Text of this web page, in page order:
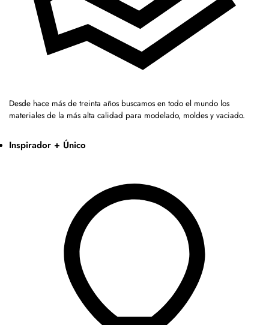
Desde hace más de treinta años buscamos en todo el mundo los
materiales de la más alta calidad para modelado, moldes y vaciado.
Inspirador + Único